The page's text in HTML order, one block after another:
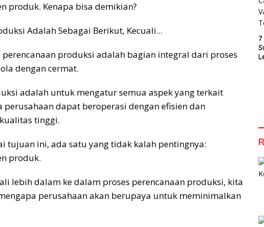
produk. Kenapa bisa demikian?
produksi adalah bagian integral dari proses
dengan cermat.
adalah untuk mengatur semua aspek yang terkait
perusahaan dapat beroperasi dengan efisien dan
tinggi.
tujuan ini, ada satu yang tidak kalah pentingnya:
produk.
lebih dalam ke dalam proses perencanaan produksi, kita
perusahaan akan berupaya untuk meminimalkan